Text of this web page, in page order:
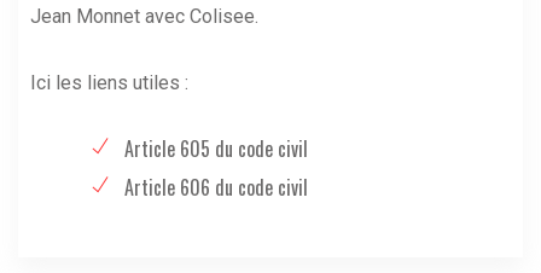
Jean Monnet avec Colisee.
Ici les liens utiles :
Article 605 du code civil
Article 606 du code civil